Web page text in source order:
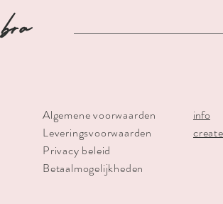
Algemene voorwaarden
Leveringsvoorwaarden
Privacy beleid
Betaalmogelijkheden
info